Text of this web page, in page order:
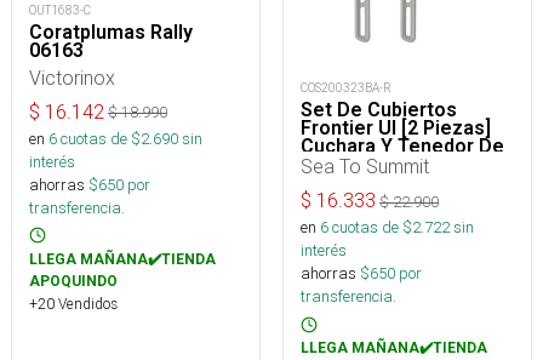
OUT1683-C
Coratplumas Rally
06163
Victorinox
$ 16.142 $18.990
en 6cuotas de $2.690sin
interés
ahorras $650 por
transferencia.
LLEGA MAÑANA✔️TIENDA
APOQUINDO
+20 Vendidos
COS200323BA-R
Set De Cubiertos
Frontier Ul [2 Piezas]
Cuchara Y Tenedor De
Mango Largo
Sea To Summit
$ 16.333 $22.900
en 6cuotas de $2.722sin
interés
ahorras $650 por
transferencia.
LLEGA MAÑANA✔️TIENDA